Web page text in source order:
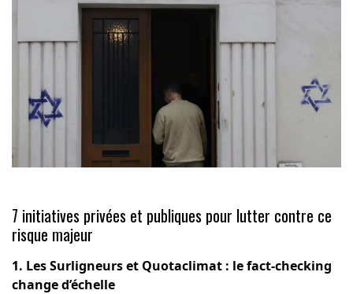
7 initiatives privées et publiques pour lutter contre ce
risque majeur
1. Les Surligneurs et Quotaclimat : le fact-checking
change d’échelle